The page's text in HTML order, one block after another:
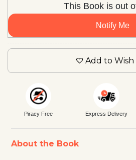
This Book is out
Notify Me
Add to Wish
Piracy Free Express Delivery
About the Book